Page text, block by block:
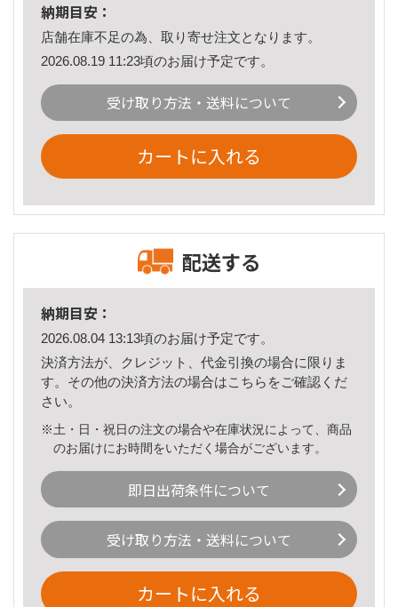
納期目安：
店舗在庫不足の為、取り寄せ注文となります。
2026.08.19 11:23頃のお届け予定です。
受け取り方法・送料について
カートに入れる
配送する
納期目安：
2026.08.04 13:13頃のお届け予定です。
決済方法が、クレジット、代金引換の場合に限りま
す。その他の決済方法の場合はこちら をご確認くだ
さい。
※土・日・祝日の注文の場合や在庫状況によって、商品
のお届けにお時間をいただく場合がございます。
即日出荷条件について
受け取り方法・送料について
カートに入れる